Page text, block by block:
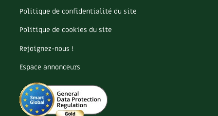
Recette
Récup'
Réparation
Reproduction
Restauration
Rocaille
Ronce (ou mûre de jardin)
Roquette
Politique de confidentialité du site
Politique de cookies du site
Rejoignez-nous !
Espace annonceurs